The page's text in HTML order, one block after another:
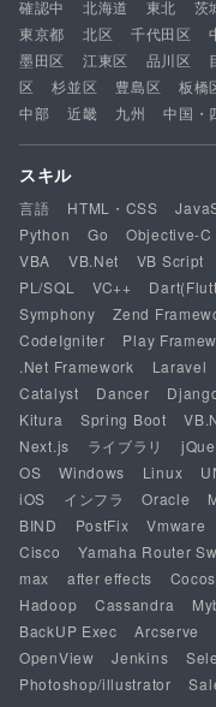
確認中 北海道 東北 茨
東京都
北区 千代田区
墨田区
江東区 品川区
区
杉並区 豊島区 板橋
中部
近畿 九州 中国・
スキル
言語 HTML・CSS
Python
Go Objective-C
VBA
VB.Net VB Script
PL/SQL
VC++
Symphony
Zend
CodeIgniter
Play
.Net Framework
Laravel
Catalyst
Dancer
Kitura
Spring Boot
Next.js
ライブラリ
OS
Windows Linux
iOS
インフラ Oracle
BIND
PostFix Vmware
Cisco
Yamaha Router
max
after effects
Hadoop
Cassandra
BackUP Exec
Arcserve
OpenView
Jenkins
Photoshop/illustrator